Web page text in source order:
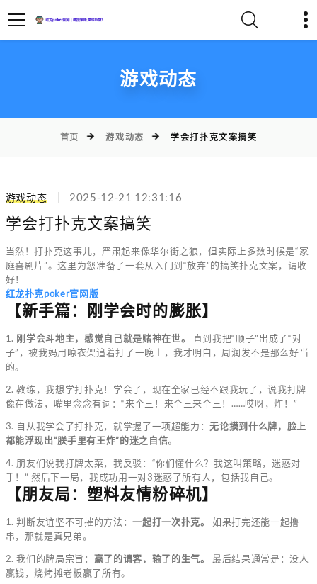
游戏动态
首页 游戏动态 学会打扑克文案搞笑
游戏动态 2025-12-21 12:31:16
学会打扑克文案搞笑
当然！打扑克这事儿，严肃起来像华尔街之狼，但实际上多数时候是“家
庭喜剧片”。这里为您准备了一套从入门到“放弃”的搞笑扑克文案，请收
好！
红龙扑克poker官网版
【新手篇：刚学会时的膨胀】
1. 刚学会斗地主，感觉自己就是赌神在世。
直到我把“顺子”出成了“对
子”，被我妈用晾衣架追着打了一晚上，我才明白，周润发不是那么好当
的。
2. 教练，我想学打扑克！学会了，现在全家已经不跟我玩了，说我打牌
像在做法，嘴里念念有词：“来个三！来个三来个三！……哎呀，炸！”
3. 自从我学会了打扑克，就掌握了一项超能力：无论摸到什么牌，脸上
都能浮现出“朕手里有王炸”的迷之自信。
4. 朋友们说我打牌太菜，我反驳：“你们懂什么？我这叫策略，迷惑对
手！” 然后下一局，我成功用一对3迷惑了所有人，包括我自己。
【朋友局：塑料友情粉碎机】
1. 判断友谊坚不可摧的方法：一起打一次扑克。
如果打完还能一起撸
串，那就是真兄弟。
2. 我们的牌局宗旨： 赢了的请客，输了的生气。
最后结果通常是：没人
赢钱，烧烤摊老板赢了所有。